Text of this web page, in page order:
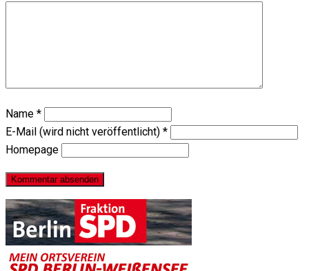
Name *
E-Mail (wird nicht veröffentlicht) *
Homepage